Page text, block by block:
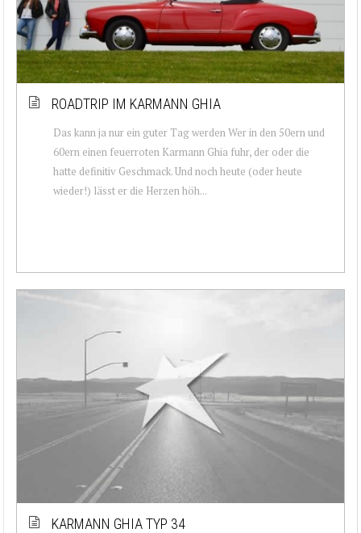
ROADTRIP IM KARMANN GHIA
Das kann ja nur ein guter Tag werden Wer in den 50ern und
60ern einen feuerroten Karmann Ghia fuhr, der oder die
hatte definitiv Geschmack. Und noch heute (oder heute
wieder!) lässt er die Herzen höh...
KARMANN GHIA TYP 34